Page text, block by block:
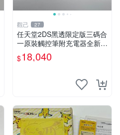
觀己 27
任天堂2DS黑透限定版三碼合
一原裝觸控筆附充電器全新未
使用功能正常 2DS 黑透版 數
位掌機 測試
$18,040